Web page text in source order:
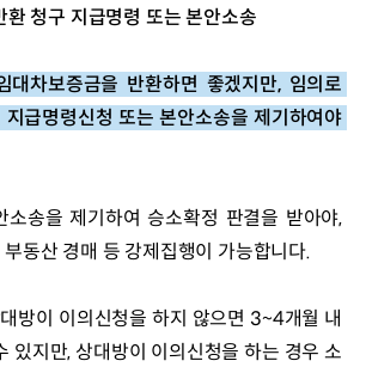
청구 지급명령 또는 본안소송
대차보증금을 반환하면 좋겠지만, 임의로
급명령신청 또는 본안소송을 제기하여야
소송을 제기하여 승소확정 판결을 받아야,
동산 경매 등 강제집행이 가능합니다.
방이 이의신청을 하지 않으면 3~4개월 내
있지만, 상대방이 이의신청을 하는 경우 소